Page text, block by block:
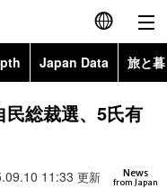
English
简体字
Japan Data 旅と
Topics
総裁選、5氏有
News
from Japan
11:33 更新